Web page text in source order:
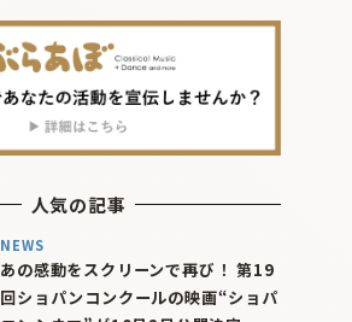
人気の記事
NEWS
あの感動をスクリーンで再び！ 第19
回ショパンコンクールの映画“ショパ